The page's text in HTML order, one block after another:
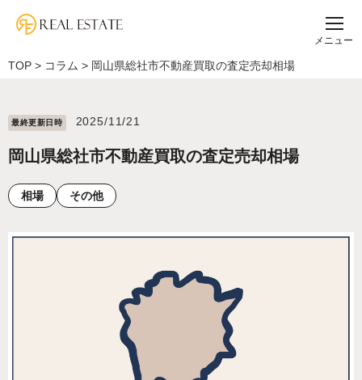
メニュー
TOP > コラム > 岡山県総社市不動産買取の査定売却相場
最終更新⽇時 2025/11/21
岡山県総社市不動産買取の査定売却相場
相場 その他